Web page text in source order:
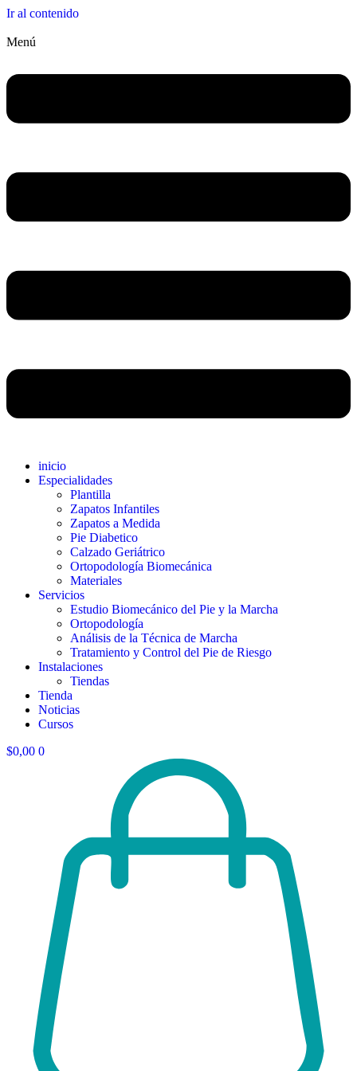
Ir al contenido
Menú
inicio
Especialidades
Plantilla
Zapatos Infantiles
Zapatos a Medida
Pie Diabetico
Calzado Geriátrico
Ortopodología Biomecánica
Materiales
Servicios
Estudio Biomecánico del Pie y la Marcha
Ortopodología
Análisis de la Técnica de Marcha
Tratamiento y Control del Pie de Riesgo
Instalaciones
Tiendas
Tienda
Noticias
Cursos
$0,00 0